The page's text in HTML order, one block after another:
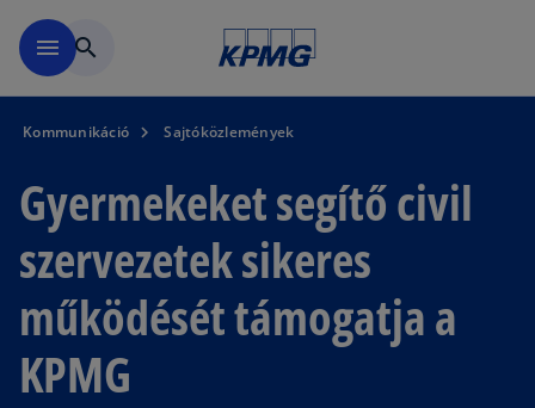
menu search
Kommunikáció Sajtóközlemények
Gyermekeket segítő civil
szervezetek sikeres
működését támogatja a
KPMG